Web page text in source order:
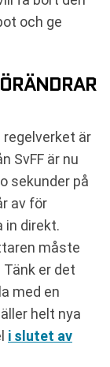
och ge
är
SvFF är nu
sekunder på
av för
in direkt.
måste
er det
med en
helt nya
i slutet av